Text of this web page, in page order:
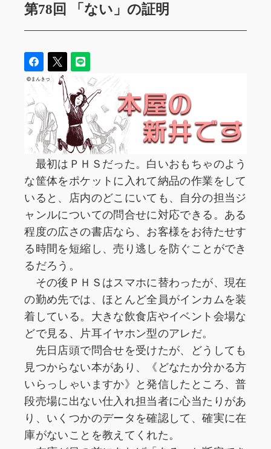
第78回 「ない」の証明
最初はＰＨＳだった。白いおもちゃのよう
な筐体をポケットに入れて納品の作業をして
いると、店内のどこにいても、自分の担当ジ
ャンルについての問合せに対応できる。ある
程度の広さの書店なら、お客様をお待たせす
る時間を短縮し、売り逃しを防ぐことができ
るだろう。
その後ＰＨＳはスマホに替わったが、現在
の勤め先では、ほとんど全員がインカムを装
着している。大きな飲食店やイベント会場な
どで見る、片耳イヤホン型のアレだ。
先日店頭で問合せを受けたが、どうしても
見つからない本があり、《どなたか分かる方
いらっしゃいますか》と発信したところ、普
段売場に出ない仕入れ担当者に心当たりがあ
り、いくつかのデータを確認して、確実に在
庫がないことを教えてくれた。